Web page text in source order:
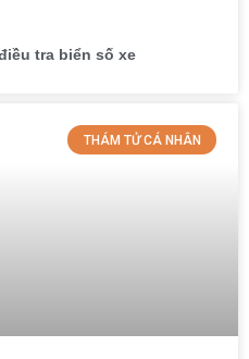
tra biển số xe
THÁM TỬ CÁ NHÂN